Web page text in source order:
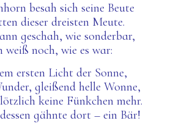
besah sich seine Beute
dieser dreisten Meute.
geschah, wie sonderbar,
weiß noch, wie es war:
ersten Licht der Sonne,
gleißend helle Wonne,
keine Fünkchen mehr.
gähnte dort – ein Bär!